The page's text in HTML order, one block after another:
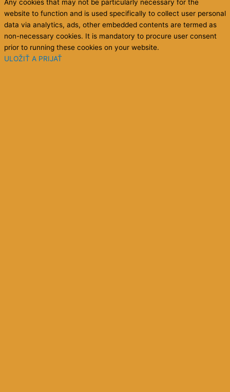
Any cookies that may not be particularly necessary for the
website to function and is used specifically to collect user personal
data via analytics, ads, other embedded contents are termed as
non-necessary cookies. It is mandatory to procure user consent
prior to running these cookies on your website.
ULOŽIŤ A PRIJAŤ